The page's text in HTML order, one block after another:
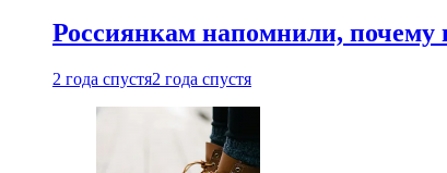
Россиянкам напомнили, почему
2 года спустя2 года спустя